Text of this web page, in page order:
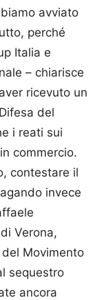
avviato
perché
Italia e
– chiarisce
ricevuto un
del
i reati sui
commercio.
contestare il
invece
Vero­na,
Movimento
sequestro
ancora